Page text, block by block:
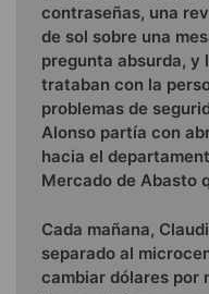
contraseñas, una
de sol sobre una
pregunta absurda, y
trataban con la
problemas de
Alonso partía con
hacia el
Mercado de Abasto
Cada mañana,
separado al
cambiar dólares por